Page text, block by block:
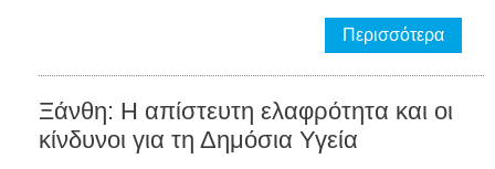
Περισσότερα
Ξάνθη: Η απίστευτη ελαφρότητα και οι
κίνδυνοι για τη Δημόσια Υγεία